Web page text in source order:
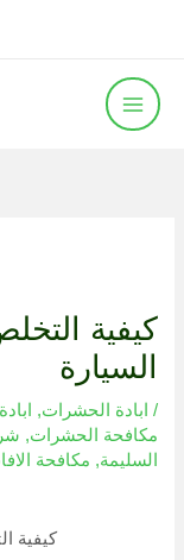
المحتوى
كيفية
السيارة
/ ابادة الحشرات,
مكافحة الحشرات,
السليمة, مكافحة
كيفية
ب
ح